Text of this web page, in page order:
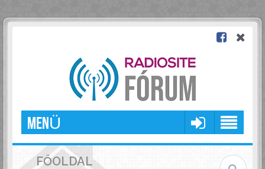
MENÜ
FŐOLDAL